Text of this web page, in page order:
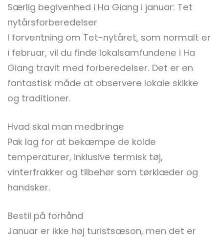
Særlig begivenhed i Ha Giang i januar: Tet
nytårsforberedelser
I forventning om Tet-nytåret, som normalt er
i februar, vil du finde lokalsamfundene i Ha
Giang travlt med forberedelser. Det er en
fantastisk måde at observere lokale skikke
og traditioner.
Hvad skal man medbringe
Pak lag for at bekæmpe de kolde
temperaturer, inklusive termisk tøj,
vinterfrakker og tilbehør som tørklæder og
handsker.
Bestil på forhånd
Januar er ikke høj turistsæson, men det er